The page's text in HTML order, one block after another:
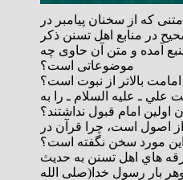
متنی که از سخنان پیامبر در
در منابع اهل تسنن ذکر
آمده و متن آن حاوی چه
موضوعاتی است؟
سنت علي ـ عليه السلام ـ را به
اولين امام قبول نداشتند؟
از اصول است، چرا قرآن در
این مورد سخن نگفته است؟
تمام فرقه هاي اهل تسنن به حديث
بار رسول خدا(صلی الله